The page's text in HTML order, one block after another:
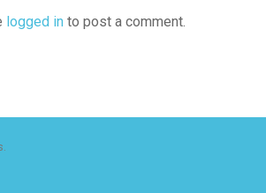
logged in to post a comment.